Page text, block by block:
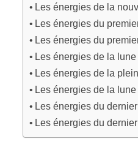
Les énergies de la
Les énergies du
Les énergies du
Les énergies de la
Les énergies de la
Les énergies de la
Les énergies du
Les énergies du